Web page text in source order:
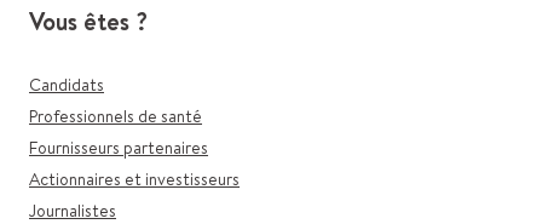
Vous êtes ?
Candidats
Professionnels de santé
Fournisseurs partenaires
Actionnaires et investisseurs
Journalistes